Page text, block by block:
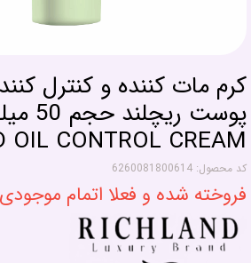
کرم مات کننده و کنترل
پوست
OIL CONTROL CREAM
کد محصول: 6260081800614
فروخته شده و فعلا اتمام موجودی